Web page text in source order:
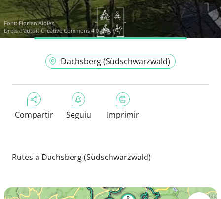
Font:Florian Albiez
Drets d'autor: Creative Commons 4.0
Dachsberg (Südschwarzwald)
Compartir Seguiu Imprimir
Rutes a Dachsberg (Südschwarzwald)